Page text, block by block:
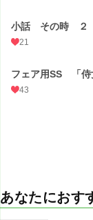
小話 その時 ２
21
フェア用SS 「侍
43
あなたにおす